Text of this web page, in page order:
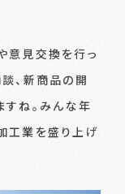
意見交換を行っ
、新商品の開
すね。みんな年
工業を盛り上げ